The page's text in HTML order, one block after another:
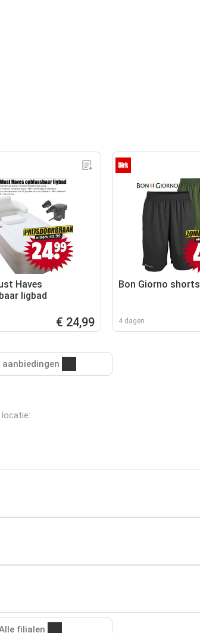
Haves
ligbad
€ 24,99
Bon Giorno shorts
4 dagen
aanbiedingen
filialen